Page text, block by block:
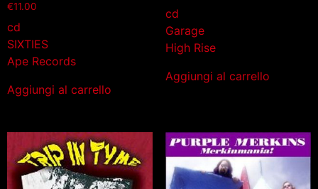
€11.00
cd
SIXTIES
Ape Records
Aggiungi al carrello
cd
Garage
High Rise
Aggiungi al carrello